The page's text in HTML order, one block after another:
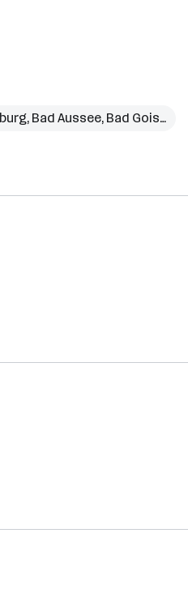
, Bad Aussee, Bad Goisern am Hallstättersee